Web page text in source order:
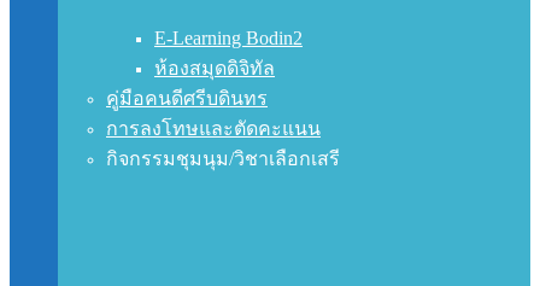
E-Learning Bodin2
ห้องสมุดดิจิทัล
คู่มือคนดีศรีบดินทร
การลงโทษและตัดคะแนน
กิจกรรมชุมนุม/วิชาเลือกเสรี